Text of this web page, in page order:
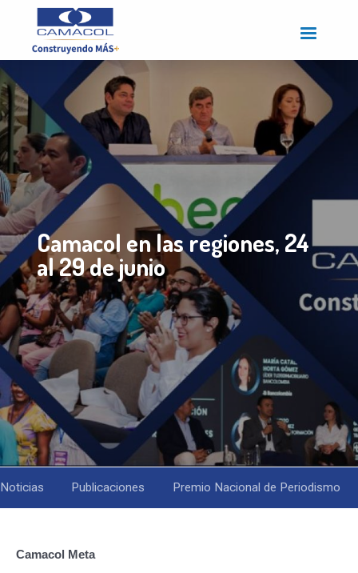
contenido
principal
Camacol en las regiones, 24
al 29 de junio
Noticias Publicaciones Premio Nacional de Periodismo
Camacol Meta